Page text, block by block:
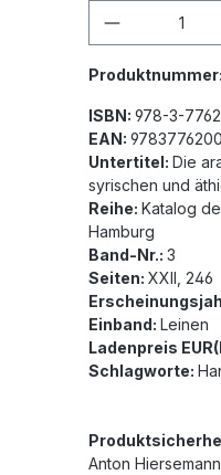
Produkt
Produktnummer:
ISBN: 978-3-
EAN:
Untertitel: Die
syrischen und
Reihe: Katalog
Hamburg
Band-Nr.: 3
Seiten: XXII, 246
Einband: Leinen
Ladenpreis
Schlagworte:
Anton